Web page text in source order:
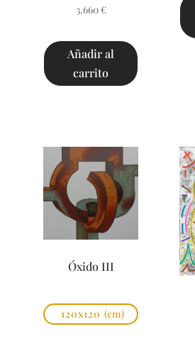
3.660 €
Añadir al
carrito
Óxido III
120x120 (cm)